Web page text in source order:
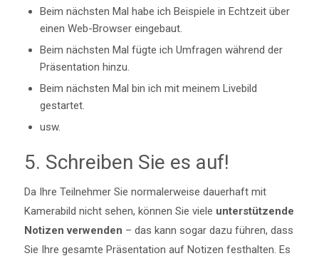
Beim nächsten Mal habe ich Beispiele in Echtzeit über
einen Web-Browser eingebaut.
Beim nächsten Mal fügte ich Umfragen während der
Präsentation hinzu.
Beim nächsten Mal bin ich mit meinem Livebild
gestartet.
usw.
5. Schreiben Sie es auf!
Da Ihre Teilnehmer Sie normalerweise dauerhaft mit
Kamerabild nicht sehen, können Sie viele unterstützende
Notizen verwenden – das kann sogar dazu führen, dass
Sie Ihre gesamte Präsentation auf Notizen festhalten. Es